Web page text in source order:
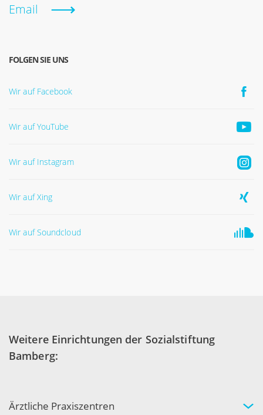
Email
FOLGEN SIE UNS
Wir auf Facebook
Wir auf YouTube
Wir auf Instagram
Wir auf Xing
Wir auf Soundcloud
Weitere Einrichtungen der Sozialstiftung
Bamberg:
Ärztliche Praxiszentren